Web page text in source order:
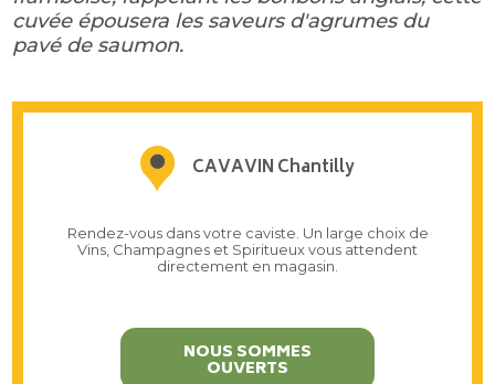
cuvée épousera les saveurs d'agrumes du
pavé de saumon.
CAVAVIN Chantilly
Rendez-vous dans votre caviste. Un large choix de
Vins, Champagnes et Spiritueux vous attendent
directement en magasin.
NOUS SOMMES
OUVERTS